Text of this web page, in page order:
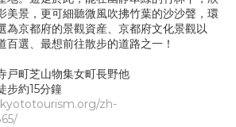
美景，更可細聽微風吹拂竹葉的沙沙聲，環
為京都府的景觀資産、京都府文化景觀以
百選、最想前往散步的道路之一！
戸町芝山物集女町長野他
步約15分鐘
zh-